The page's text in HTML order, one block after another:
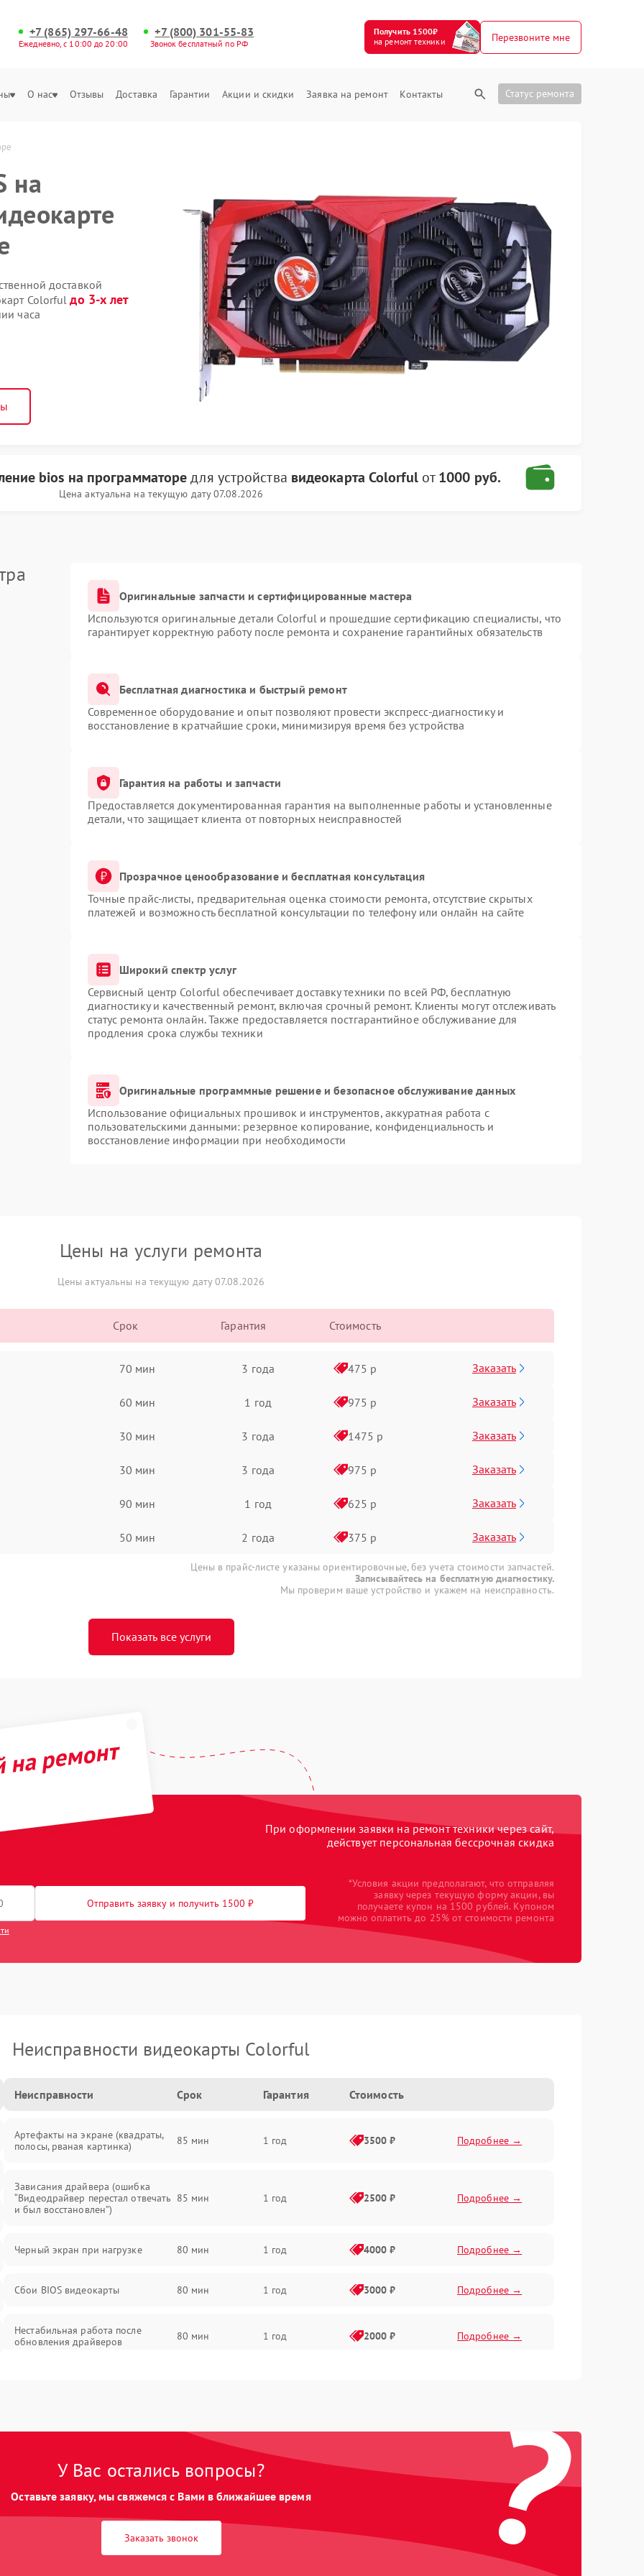
+7 (865) 297-66-48
Ежедневно, с 10:00 до 20:00
+7 (800) 301-55-83
Звонок бесплатный по РФ
Получить 1500₽
на ремонт техники
Перезвоните мне
О нас Отзывы Доставка Гарантии Акции и скидки Заявка на ремонт Контакты Статус ремонта
на
доставкой
Colorfulдо 3-х лет
часа
bios на программаторедля устройства видеокарта Colorfulот1000 руб.
Цена актуальна на текущую дату 07.08.2026
Оригинальные запчасти и сертифицированные мастера
Используются оригинальные детали Colorful и прошедшие сертификацию специалисты, что
гарантирует корректную работу после ремонта и сохранение гарантийных обязательств
Бесплатная диагностика и быстрый ремонт
Современное оборудование и опыт позволяют провести экспресс-диагностику и
восстановление в кратчайшие сроки, минимизируя время без устройства
Гарантия на работы и запчасти
Предоставляется документированная гарантия на выполненные работы и установленные
детали, что защищает клиента от повторных неисправностей
Прозрачное ценообразование и бесплатная консультация
Точные прайс-листы, предварительная оценка стоимости ремонта, отсутствие скрытых
платежей и возможность бесплатной консультации по телефону или онлайн на сайте
Широкий спектр услуг
Сервисный центр Colorful обеспечивает доставку техники по всей РФ, бесплатную
диагностику и качественный ремонт, включая срочный ремонт. Клиенты могут отслеживать
статус ремонта онлайн. Также предоставляется постгарантийное обслуживание для
продления срока службы техники
Оригинальные программные решение и безопасное обслуживание данных
Использование официальных прошивок и инструментов, аккуратная работа с
пользовательскими данными: резервное копирование, конфиденциальность и
восстановление информации при необходимости
Цены на услуги ремонта
Цены актуальны на текущую дату 07.08.2026
Срок Гарантия Стоимость
70 мин 3 года 475 р Заказать
60 мин 1 год 975 р Заказать
30 мин 3 года 1475 р Заказать
30 мин 3 года 975 р Заказать
90 мин 1 год 625 р Заказать
50 мин 2 года 375 р Заказать
Цены в прайс-листе указаны ориентировочные, без учета стоимости запчастей.
Записывайтесь на бесплатную диагностику.
Мы проверим ваше устройство и укажем на неисправность.
Показать все услуги
ремонт
При оформлении заявки на ремонт техники через сайт,
действует персональная бессрочная скидка
Отправить заявку и получить 1500 ₽
*Условия акции предполагают, что отправляя
заявку через текущую форму акции, вы
получаете купон на 1500 рублей. Купоном
можно оплатить до 25% от стоимости ремонта
Неисправности видеокарты Colorful
Неисправности Срок Гарантия Стоимость
Артефакты на экране (квадраты,
полосы, рваная картинка)
85 мин 1 год 3500 ₽ Подробнее →
Зависания драйвера (ошибка
“Видеодрайвер перестал отвечать
и был восстановлен”)
85 мин 1 год 2500 ₽ Подробнее →
Черный экран при нагрузке 80 мин 1 год 4000 ₽ Подробнее →
Сбои BIOS видеокарты 80 мин 1 год 3000 ₽ Подробнее →
Нестабильная работа после
обновления драйверов
80 мин 1 год 2000 ₽ Подробнее →
?
У Вас остались вопросы?
Оставьте заявку, мы свяжемся с Вами в ближайшее время
Заказать звонок